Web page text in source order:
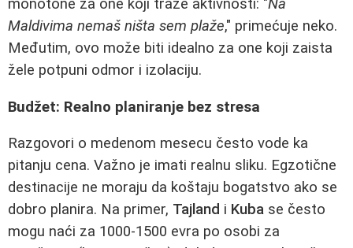
monotone za one koji traže aktivnosti: "Na
Maldivima nemaš ništa sem plaže," primećuje neko.
Međutim, ovo može biti idealno za one koji zaista
žele potpuni odmor i izolaciju.
Budžet: Realno planiranje bez stresa
Razgovori o medenom mesecu često vode ka
pitanju cena. Važno je imati realnu sliku. Egzotične
destinacije ne moraju da koštaju bogatstvo ako se
dobro planira. Na primer, Tajland i Kuba se često
mogu naći za 1000-1500 evra po osobi za